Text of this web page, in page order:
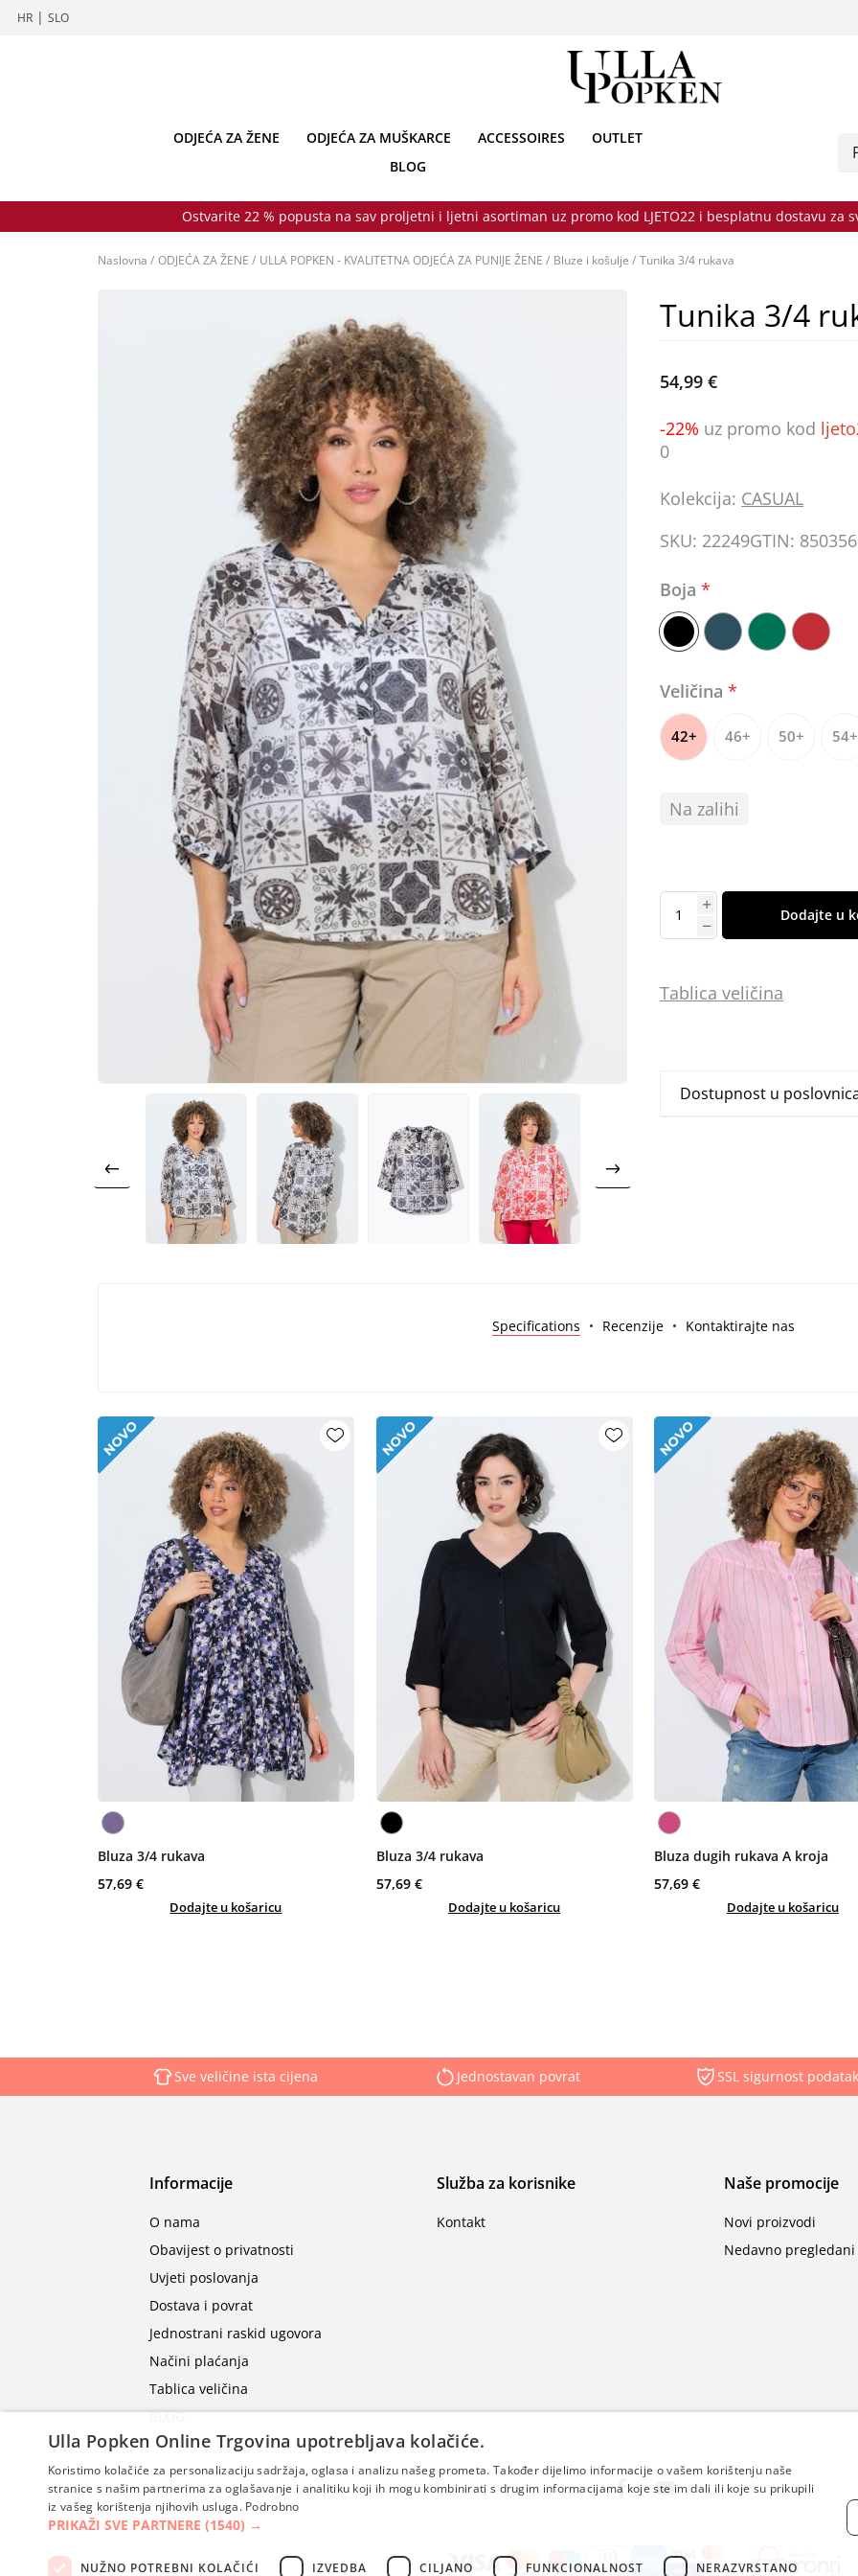
HR | SLO
ODJEĆA ZA ŽENE ODJEĆA ZA MUŠKARCE ACCESSOIRES
OUTLET
BLOG
Ostvarite 22 % popusta na sav proljetni i ljetni asortiman uz promo kod LJETO22 i besplatnu dostavu za
Naslovna / ODJEĆA ZA ŽENE / ULLA POPKEN - KVALITETNA ODJEĆA ZA PUNIJE ŽENE / Bluze i košulje / Tunika 3/4 rukava
Tunika 3/4
54,99 €
-22% uz promo kod
0
Kolekcija: CASUAL
SKU: 22249GTIN: 850356
Boja*
Veličina*
42+ 46+ 50+ 54+
Na zalihi
Dodajte u
Tablica veličina
Dostupnost u
Specifications Recenzije Kontaktirajte nas
Bluza 3/4 rukava
57,69 €
Dodajte u košaricu
Bluza 3/4 rukava
57,69 €
Dodajte u košaricu
Bluza dugih rukava A kroja
57,69 €
Dodajte u košaricu
Sve veličine ista cijena Jednostavan povrat SSL sigurnost
Informacije
O nama
Obavijest o privatnosti
Uvjeti poslovanja
Dostava i povrat
Jednostrani raskid ugovora
Načini plaćanja
Tablica veličina
BLOG
Služba za korisnike
Kontakt
Naše promocije
Novi proizvodi
Nedavno
Ulla Popken Online Trgovina upotrebljava kolačiće.
Koristimo kolačiće za personalizaciju sadržaja, oglasa i analizu našeg prometa. Također dijelimo informacije o vašem korištenju naše
stranice s našim partnerima za oglašavanje i analitiku koji ih mogu kombinirati s drugim informacijama koje ste im dali ili koje su prikupili
iz vašeg korištenja njihovih usluga. Podrobno
PRIKAŽI SVE PARTNERE (1540) →
NUŽNO POTREBNI KOLAČIĆI IZVEDBA CILJANO FUNKCIONALNOST NERAZVRSTANO